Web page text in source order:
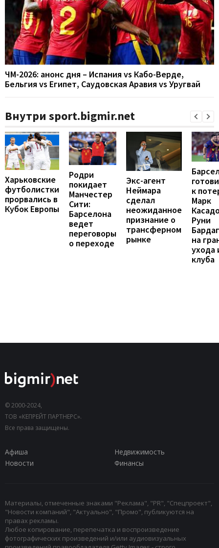
ЧМ-2026: анонс дня – Испания vs Кабо-Верде,
Бельгия vs Египет, Саудовская Аравия vs Уругвай
Внутри sport.bigmir.net
Харьковские
футболистки
прорвались в
Кубок Европы
Родри
покидает
Манчестер
Сити:
Барселона
ведет
переговоры
о переходе
Экс-агент
Неймара
сделал
неожиданное
признание о
трансферном
рынке
к
Марк
Руни
на
ухода
клуба
© 2000-2024,
ТОВ «КЕПРЕЙТ ПАРТНЕРС».
Все права защищены.
Афиша
Недвижимость
Новости
Финансы
Материалы, отмеченные знаками "Реклама", "PR", "Спецпроект",
"Новости компаний", "Актуально", "Промо", публикуются на
правах рекламы.
Любое копирование, перепечатка и воспроизведение
фотографических произведений и/или аудиовизуальных